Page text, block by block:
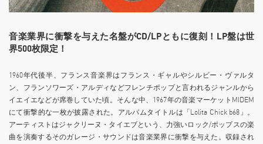
音楽業界に衝撃を与えた名盤がCD/LPともに復刻！LP盤は世
界500枚限定！
1960年代後半、フランス音楽界はフランス・ギャルやシルビー・ヴァルタ
ン、フランソワーズ・アルディなどフレンチポップと言われるジャンルから
イエイエなどが席巻していた頃。そんな中、1967年の音楽マーケットMIDEM
にて衝撃的な一枚が披露された。アルバムタイトルは「Lolita Chick b68」。
アーティストはジャクリーヌ・タイエブという、力強いロック/ポップスの楽
曲を演奏するそのガレージ・サウンドは音楽業界に衝撃を与えた。収録され